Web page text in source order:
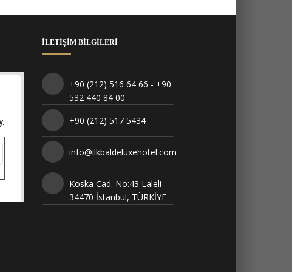
İLETIŞIM BILGILERI
+90 (212) 516 64 66 - +90
532 440 84 00
+90 (212) 517 5434
info@ilkbaldeluxehotel.com
Koska Cad. No:43 Laleli
34470 İstanbul, TÜRKİYE